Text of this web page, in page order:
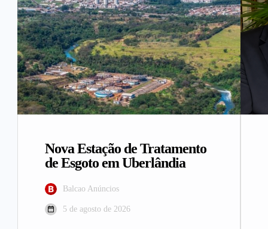
Nova Estação de Tratamento
de Esgoto em Uberlândia
Balcao Anúncios
5 de agosto de 2026